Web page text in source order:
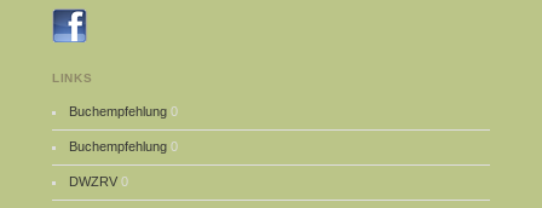
LINKS
Buchempfehlung 0
Buchempfehlung 0
DWZRV 0